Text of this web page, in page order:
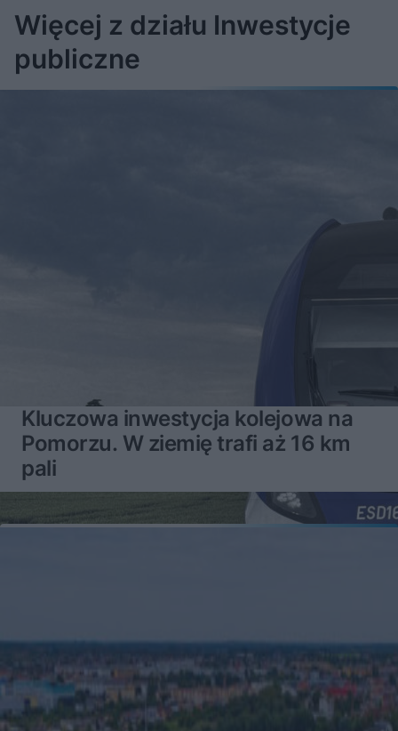
Więcej z działu Inwestycje
publiczne
Kluczowa inwestycja kolejowa na
Pomorzu. W ziemię trafi aż 16 km
pali